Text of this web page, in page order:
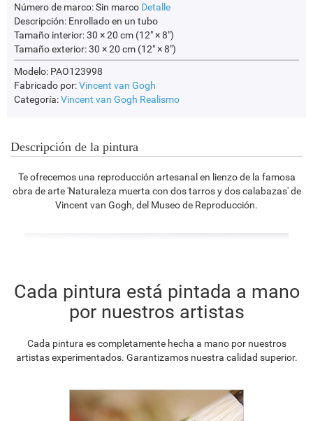
Número de marco:Sin marco Detalle
Descripción: Enrollado en un tubo
Tamaño interior:30 × 20 cm (12" × 8")
Tamaño exterior:30 × 20 cm (12" × 8")
Modelo: PAO123998
Fabricado por:Vincent van Gogh
Categoría:Vincent van Gogh Realismo
Descripción de la pintura
Te ofrecemos una reproducción artesanal en lienzo de la famosa
obra de arte 'Naturaleza muerta con dos tarros y dos calabazas' de
Vincent van Gogh, del Museo de Reproducción.
Cada pintura está pintada a mano
por nuestros artistas
Cada pintura es completamente hecha a mano por nuestros
artistas experimentados. Garantizamos nuestra calidad superior.